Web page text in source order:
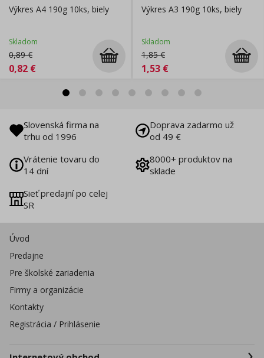
Výkres A4 190g 10ks, biely
Skladom
0,89€
0,82 €
Výkres A3 190g 10ks, biely
Skladom
1,85€
1,53 €
Slovenská firma na
trhu od 1996
Doprava zadarmo už
od 49 €
Vrátenie tovaru do
14 dní
8000+ produktov na
sklade
Sieť predajní po celej
SR
Úvod
Predajne
Pre školské zariadenia
Firmy a organizácie
Kontakty
Registrácia / Prihlásenie